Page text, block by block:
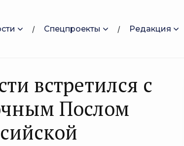
Спецпроекты Редакция
встретился с
Послом